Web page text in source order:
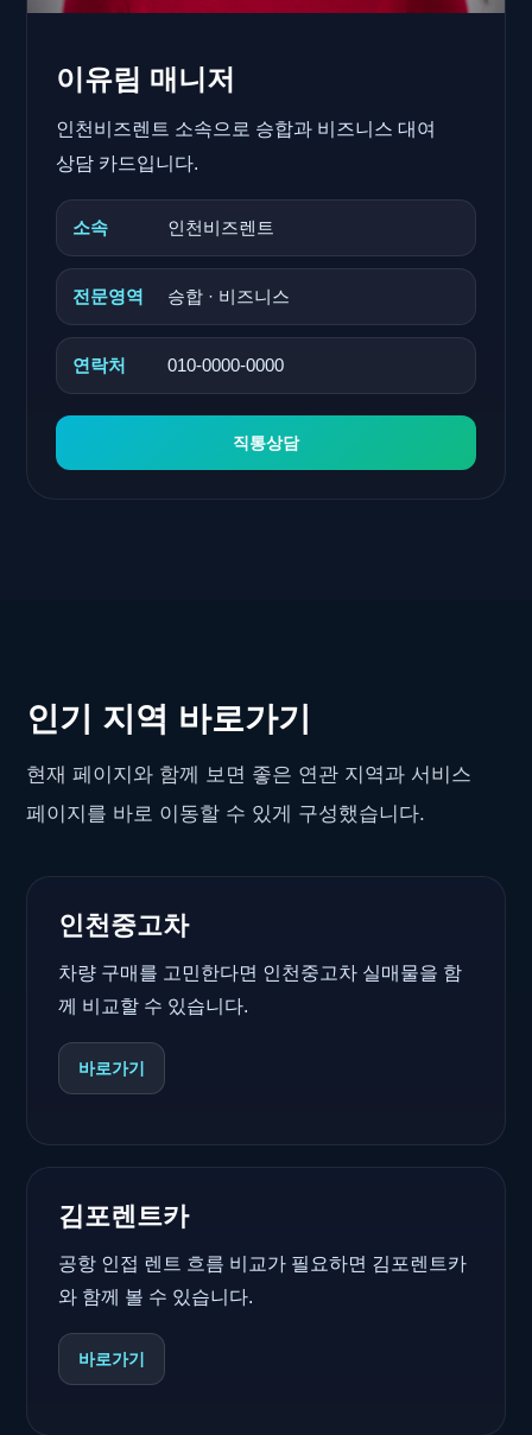
이유림 매니저
인천비즈렌트 소속으로 승합과 비즈니스 대여
상담 카드입니다.
소속 인천비즈렌트
전문영역 승합 · 비즈니스
연락처 010-0000-0000
직통상담
인기 지역 바로가기
현재 페이지와 함께 보면 좋은 연관 지역과 서비스
페이지를 바로 이동할 수 있게 구성했습니다.
인천중고차
차량 구매를 고민한다면 인천중고차 실매물을 함
께 비교할 수 있습니다.
바로가기
김포렌트카
공항 인접 렌트 흐름 비교가 필요하면 김포렌트카
와 함께 볼 수 있습니다.
바로가기